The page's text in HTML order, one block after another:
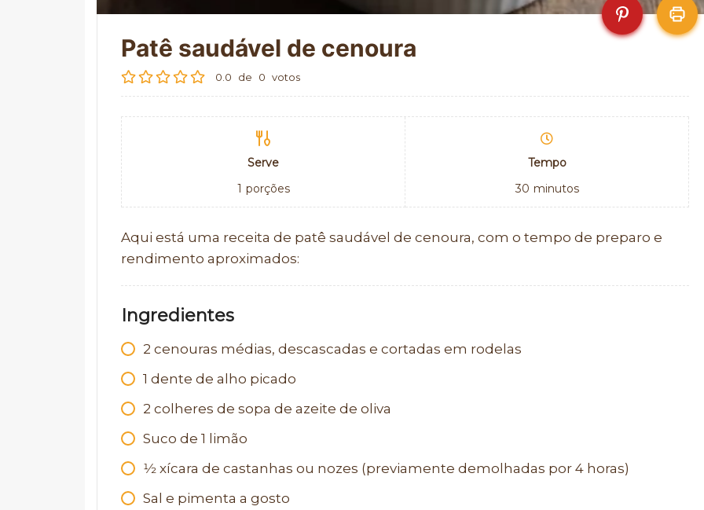
Patê saudável de cenoura
0.0 de 0 votos
Serve
1 porções
Tempo
30 minutos
Aqui está uma receita de patê saudável de cenoura, com o tempo de preparo e
rendimento aproximados:
Ingredientes
2 cenouras médias, descascadas e cortadas em rodelas
1 dente de alho picado
2 colheres de sopa de azeite de oliva
Suco de 1 limão
1⁄2 xícara de castanhas ou nozes (previamente demolhadas por 4 horas)
Sal e pimenta a gosto